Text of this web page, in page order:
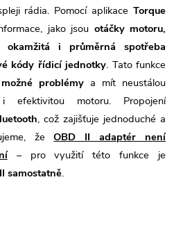
rádia. Pomocí aplikace Torque
jako jsou otáčky motoru,
okamžitá i průměrná spotřeba
kódy řídicí jednotky. Tato funkce
problémy a mít neustálou
efektivitou motoru. Propojení
, což zajišťuje jednoduché a
že
OBD II adaptér není
– pro využití této funkce je
samostatně.